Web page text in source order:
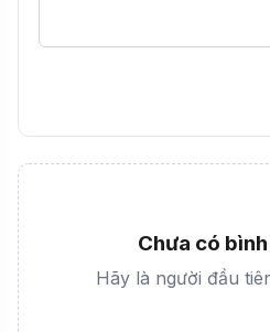
Chưa có
Hãy là người đầu